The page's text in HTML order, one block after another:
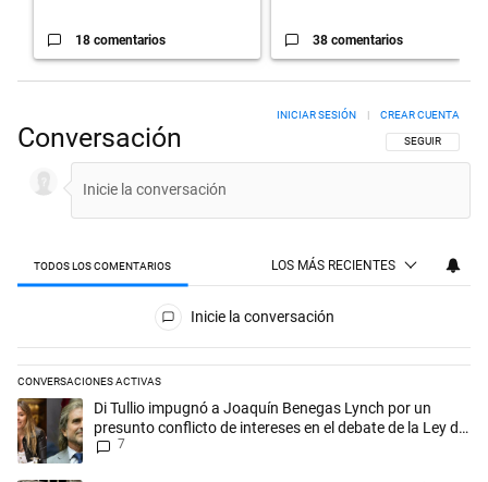
18 comentarios 38 comentarios
Conversación SIGA ESTA
SEGUIR
INICIAR SESIÓN | CREAR CUENTA
TODOS LOS COMENTARIOS LOS MÁS RECIENTES
Inicie la conversación
CONVERSACIONES ACTIVAS
Este listado muestra los artículos con más comentarios en los
Un artículo de tendencia con el título "Di Tullio impugnó a Joaquín
Di Tullio impugnó a Joaquín Benegas Lynch por un
presunto conflicto de intereses en el debate de la Ley de
Tierras
7